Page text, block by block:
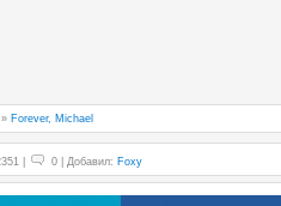
» Forever, Michael
| 0 | Добавил: Foxy